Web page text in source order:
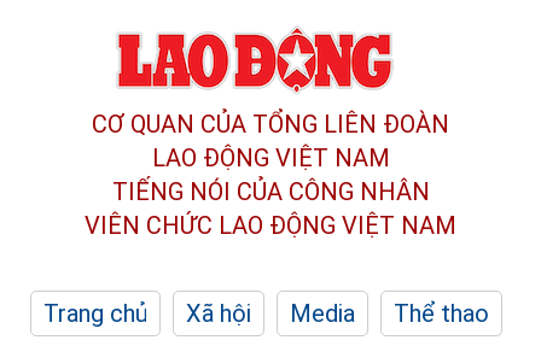
CƠ QUAN CỦA TỔNG LIÊN ĐOÀN
LAO ĐỘNG VIỆT NAM
TIẾNG NÓI CỦA CÔNG NHÂN
VIÊN CHỨC LAO ĐỘNG VIỆT NAM
Trang chủ Xã hội Media
Thể thao